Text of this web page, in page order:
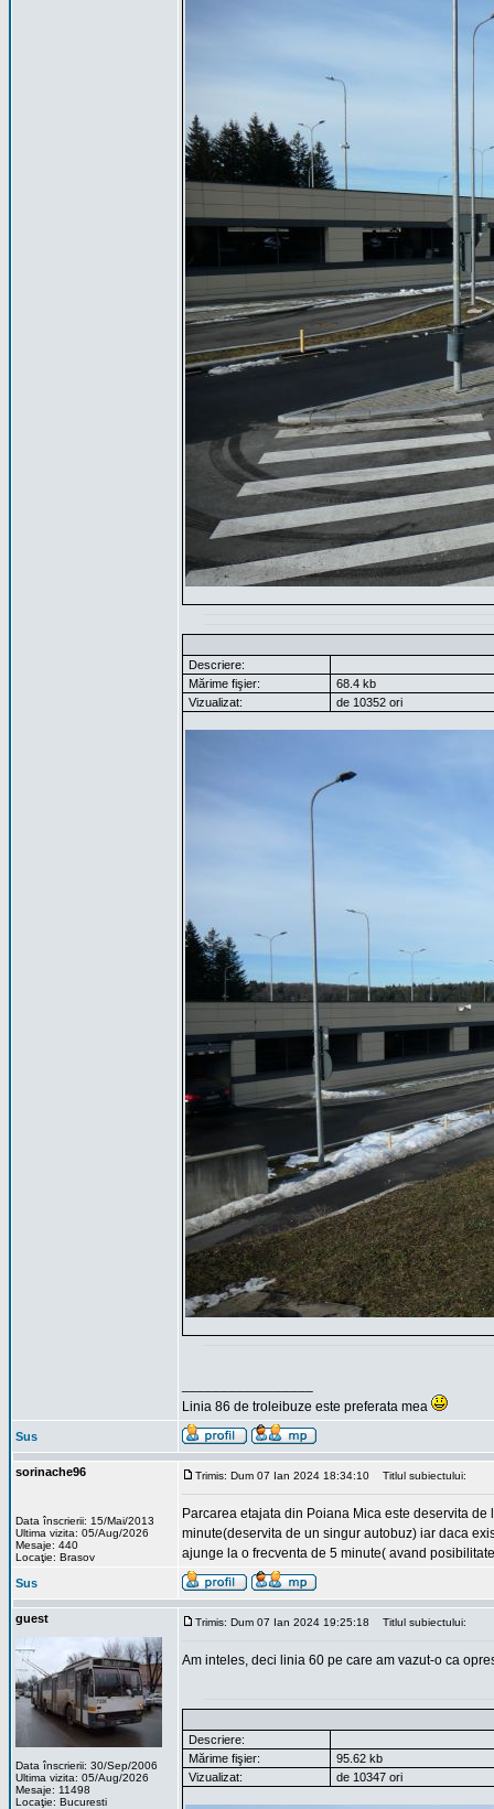
Descriere:
Mărime fişier:
68.4 kb
Vizualizat:
de 10352 ori
Linia 86 de troleibuze este preferata mea
Sus
sorinache96
Data înscrierii: 15/Mai/2013
Ultima vizita: 05/Aug/2026
Mesaje: 440
Locaţie: Brasov
Trimis: Dum 07 Ian 2024 18:34:10 Titlul subiectului:
Parcarea etajata din Poiana Mica este deservita
minute(deservita de un singur autobuz) iar daca
ajunge la o frecventa de 5 minute( avand
Sus
guest
Data înscrierii: 30/Sep/2006
Ultima vizita: 05/Aug/2026
Mesaje: 11498
Locaţie: Bucuresti
Trimis: Dum 07 Ian 2024 19:25:18 Titlul subiectului:
Am inteles, deci linia 60 pe care am vazut-o ca
Descriere:
Mărime fişier:
95.62 kb
Vizualizat:
de 10347 ori